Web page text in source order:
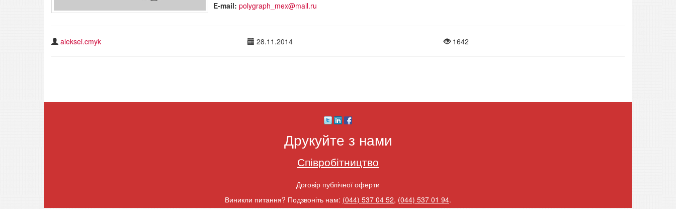
E-mail: polygraph_mex@mail.ru
aleksei.cmyk 28.11.2014 1642
Друкуйте з нами
Співробітництво
Договір публічної оферти
Виникли питання? Подзвоніть нам: (044) 537 04 52, (044) 537 01 94.